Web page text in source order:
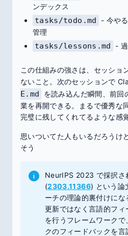
ンデックス
tasks/todo.md
- 今や
管理
tasks/lessons.md -
この仕組みの強さは、セッショ
ないこと。次のセッションで
E.md
を読み込んだ瞬間、前回
業を再開できる。まるで優秀な
完璧に残してくれてるような感
思いついてた人もいるだろうけ
そう
NeurIPS 2023 で採択さ
(2303.11366) という論
ーチの理論的裏付けに
更新ではなく言語的フ
を行うフレームワーク
クのフィードバックを